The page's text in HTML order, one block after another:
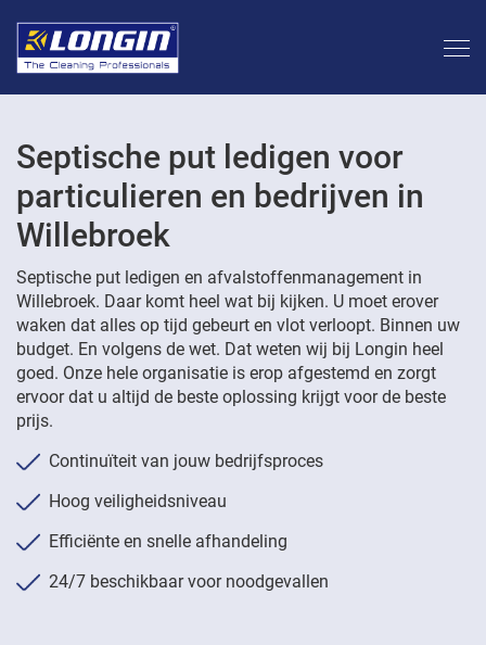
Septische put ledigen voor
particulieren en bedrijven in
Willebroek
Septische put ledigen en afvalstoffenmanagement in
Willebroek. Daar komt heel wat bij kijken. U moet erover
waken dat alles op tijd gebeurt en vlot verloopt. Binnen uw
budget. En volgens de wet. Dat weten wij bij Longin heel
goed. Onze hele organisatie is erop afgestemd en zorgt
ervoor dat u altijd de beste oplossing krijgt voor de beste
prijs.
Continuïteit van jouw bedrijfsproces
Hoog veiligheidsniveau
Efficiënte en snelle afhandeling
24/7 beschikbaar voor noodgevallen